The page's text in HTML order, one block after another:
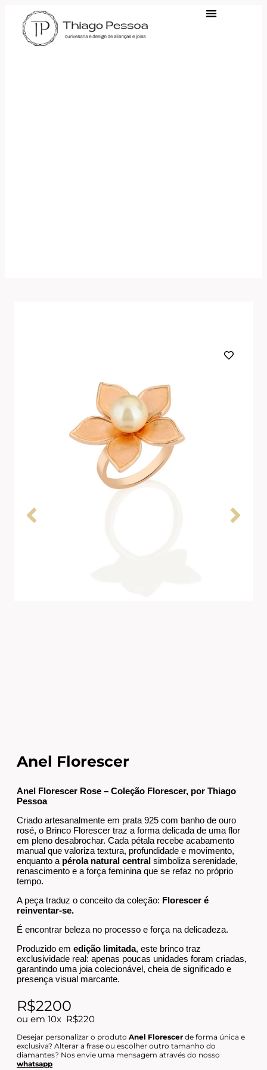
Anel Florescer
Anel Florescer Rose – Coleção Florescer, por Thiago
Pessoa
Criado artesanalmente em prata 925 com banho de ouro
rosé, o Brinco Florescer traz a forma delicada de uma flor
em pleno desabrochar. Cada pétala recebe acabamento
manual que valoriza textura, profundidade e movimento,
enquanto a pérola natural central simboliza serenidade,
renascimento e a força feminina que se refaz no próprio
tempo.
A peça traduz o conceito da coleção: Florescer é
reinventar-se.
É encontrar beleza no processo e força na delicadeza.
Produzido em edição limitada, este brinco traz
exclusividade real: apenas poucas unidades foram criadas,
garantindo uma joia colecionável, cheia de significado e
presença visual marcante.
R$2200
ou em 10x R$220
Desejar personalizar o produto Anel Florescer de forma única e
exclusiva? Alterar a frase ou escolher outro tamanho do
diamantes? Nos envie uma mensagem através do nosso
whatsapp